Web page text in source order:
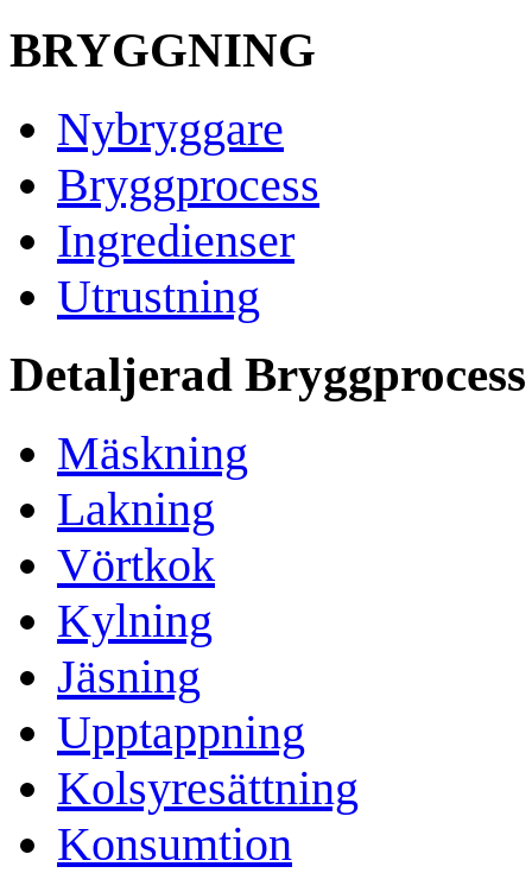
BRYGGNING
Nybryggare
Bryggprocess
Ingredienser
Utrustning
Detaljerad Bryggprocess
Mäskning
Lakning
Vörtkok
Kylning
Jäsning
Upptappning
Kolsyresättning
Konsumtion